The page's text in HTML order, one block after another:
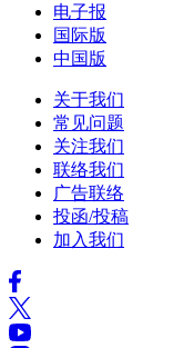
电子报
国际版
中国版
关于我们
常见问题
关注我们
联络我们
广告联络
投函/投稿
加入我们